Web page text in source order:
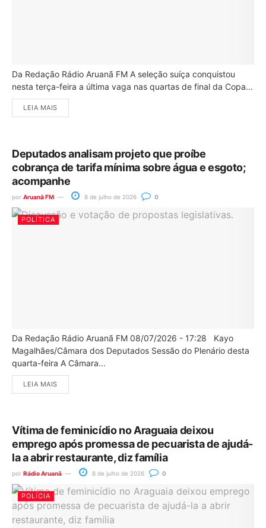
Da Redação Rádio Aruanã FM A seleção suíça conquistou
nesta terça-feira a última vaga nas quartas de final da Copa...
LEIA MAIS
Deputados analisam projeto que proíbe
cobrança de tarifa mínima sobre água e esgoto;
acompanhe
por Aruanã FM 8 de julho de 2026 0
POLÍTICA
Da Redação Rádio Aruanã FM 08/07/2026 - 17:28 Kayo
Magalhães/Câmara dos Deputados Sessão do Plenário desta
quarta-feira A Câmara...
LEIA MAIS
Vítima de feminicídio no Araguaia deixou
emprego após promessa de pecuarista de ajudá-
la a abrir restaurante, diz família
por Rádio Aruanã 8 de julho de 2026 0
POLÍCIA